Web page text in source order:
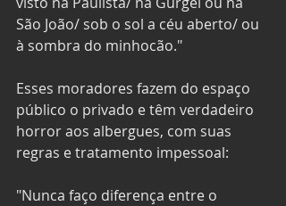
São João/ sob o sol a céu aberto/ ou
à sombra do minhocão."
Esses moradores fazem do espaço
público o privado e têm verdadeiro
horror aos albergues, com suas
regras e tratamento impessoal:
"Nunca faço diferença entre o